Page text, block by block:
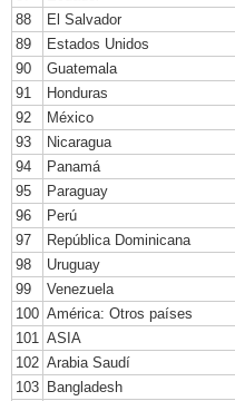
88
El Salvador
89
Estados Unidos
90
Guatemala
91
Honduras
92
México
93
Nicaragua
94
Panamá
95
Paraguay
96
Perú
97
República Dominicana
98
Uruguay
99
Venezuela
100 América: Otros países
101 ASIA
102 Arabia Saudí
103 Bangladesh